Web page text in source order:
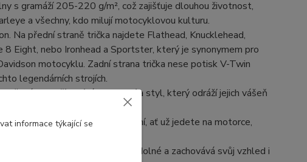
s gramáží 205-220 g/m², což zajišťuje dlouhou životnost,
a všechny, kdo milují motocyklovou kulturu.
Na přední straně trička najdete Flathead, Knucklehead,
Eight, nebo Ironhead a Sportster, který je synonymem pro
motocyklu. Zadní strana trička nese potisk V-Twin
legendárních strojích.
ženám, kteří mají rádi pohodlí a styl, který odráží jejich vášeň
ideální pro každodenní nošení, ať už jedete na motorce,
i při dlouhém nošení. Je odolné a zachovává svůj vzhled i
informace týkající se